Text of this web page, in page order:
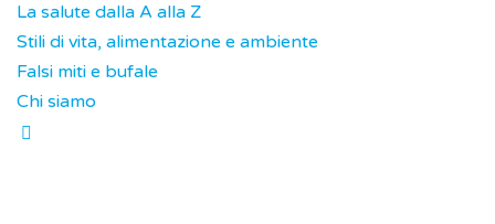
La salute dalla A alla Z
Stili di vita, alimentazione e ambiente
Falsi miti e bufale
Chi siamo